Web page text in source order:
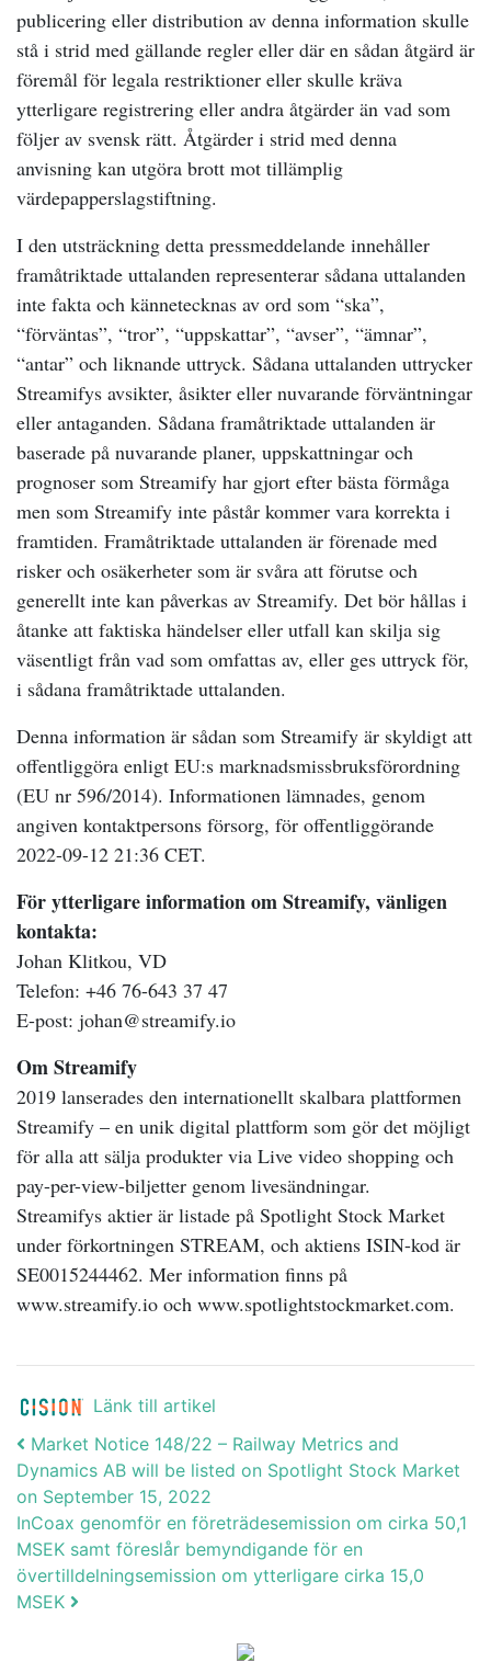
publicering eller distribution av denna information skulle
stå i strid med gällande regler eller där en sådan åtgärd är
föremål för legala restriktioner eller skulle kräva
ytterligare registrering eller andra åtgärder än vad som
följer av svensk rätt. Åtgärder i strid med denna
anvisning kan utgöra brott mot tillämplig
värdepapperslagstiftning.
I den utsträckning detta pressmeddelande innehåller
framåtriktade uttalanden representerar sådana uttalanden
inte fakta och kännetecknas av ord som “ska”,
“förväntas”, “tror”, “uppskattar”, “avser”, “ämnar”,
“antar” och liknande uttryck. Sådana uttalanden uttrycker
Streamifys avsikter, åsikter eller nuvarande förväntningar
eller antaganden. Sådana framåtriktade uttalanden är
baserade på nuvarande planer, uppskattningar och
prognoser som Streamify har gjort efter bästa förmåga
men som Streamify inte påstår kommer vara korrekta i
framtiden. Framåtriktade uttalanden är förenade med
risker och osäkerheter som är svåra att förutse och
generellt inte kan påverkas av Streamify. Det bör hållas i
åtanke att faktiska händelser eller utfall kan skilja sig
väsentligt från vad som omfattas av, eller ges uttryck för,
i sådana framåtriktade uttalanden.
Denna information är sådan som Streamify är skyldigt att
offentliggöra enligt EU:s marknadsmissbruksförordning
(EU nr 596/2014). Informationen lämnades, genom
angiven kontaktpersons försorg, för offentliggörande
2022-09-12 21:36 CET.
För ytterligare information om Streamify, vänligen
kontakta:
Johan Klitkou, VD
Telefon: +46 76-643 37 47
E-post: johan@streamify.io
Om Streamify
2019 lanserades den internationellt skalbara plattformen
Streamify – en unik digital plattform som gör det möjligt
för alla att sälja produkter via Live video shopping och
pay-per-view-biljetter genom livesändningar.
Streamifys aktier är listade på Spotlight Stock Market
under förkortningen STREAM, och aktiens ISIN-kod är
SE0015244462. Mer information finns på
www.streamify.io och www.spotlightstockmarket.com.
Länk till artikel
Post navigation
Market Notice 148/22 – Railway Metrics and
Dynamics AB will be listed on Spotlight Stock Market
on September 15, 2022
InCoax genomför en företrädesemission om cirka 50,1
MSEK samt föreslår bemyndigande för en
övertilldelningsemission om ytterligare cirka 15,0
MSEK